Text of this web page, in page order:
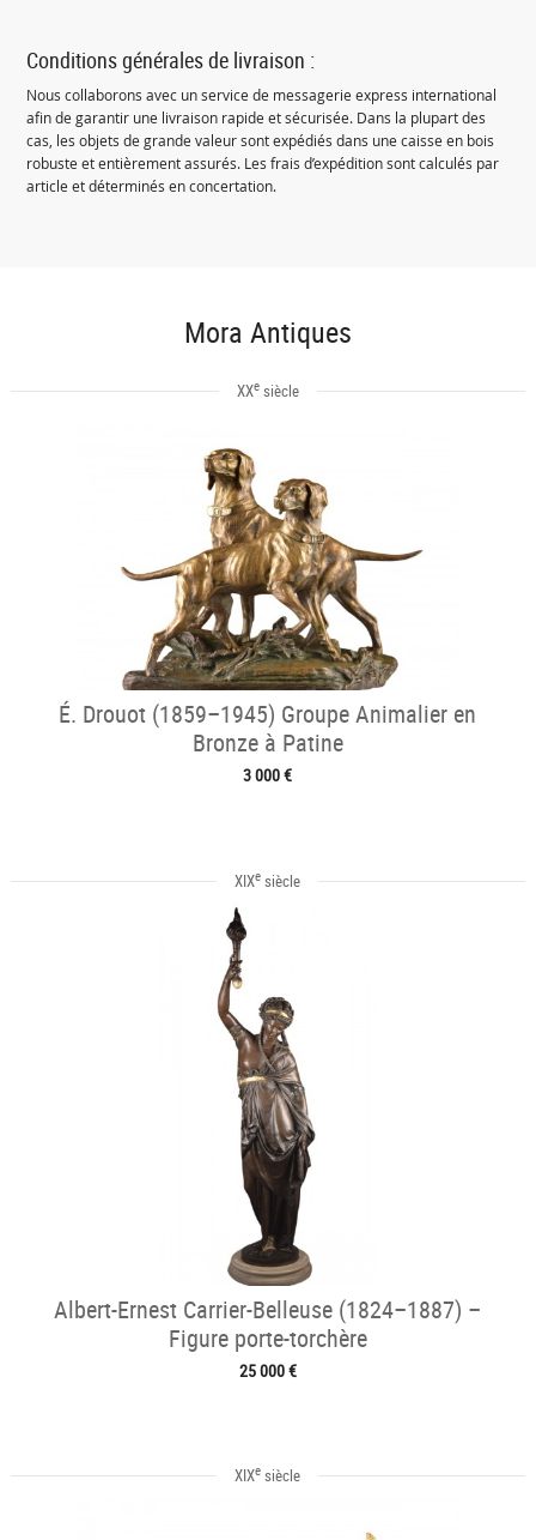
Conditions générales de livraison :
Nous collaborons avec un service de messagerie express international
afin de garantir une livraison rapide et sécurisée. Dans la plupart des
cas, les objets de grande valeur sont expédiés dans une caisse en bois
robuste et entièrement assurés. Les frais d’expédition sont calculés par
article et déterminés en concertation.
Mora Antiques
XXesiècle
É. Drouot (1859–1945) Groupe Animalier en
Bronze à Patine
3 000 €
XIXe siècle
Albert-Ernest Carrier-Belleuse (1824–1887) –
Figure porte-torchère
25 000 €
XIXe siècle